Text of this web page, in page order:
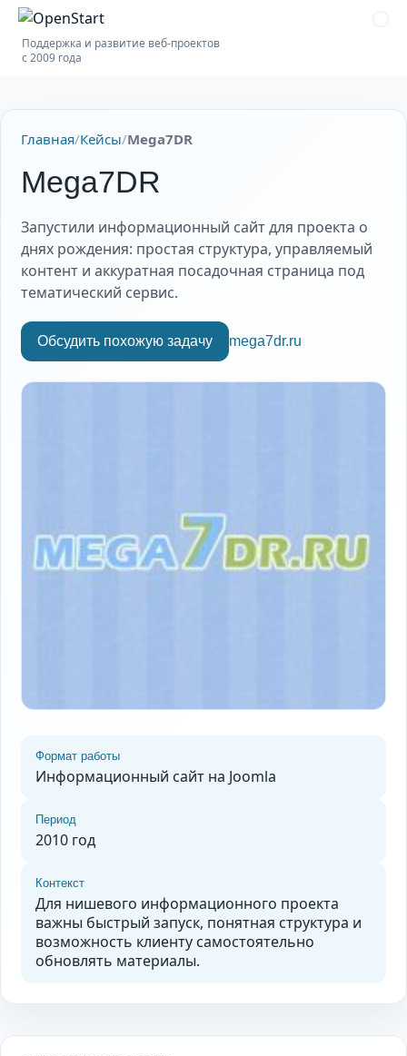
Поддержка и развитие веб-проектов
с 2009 года
Главная/Кейсы/Mega7DR
Mega7DR
Запустили информационный сайт для проекта о
днях рождения: простая структура, управляемый
контент и аккуратная посадочная страница под
тематический сервис.
Обсудить похожую задачу mega7dr.ru
Формат работы
Информационный сайт на Joomla
Период
2010 год
Контекст
Для нишевого информационного проекта
важны быстрый запуск, понятная структура и
возможность клиенту самостоятельно
обновлять материалы.